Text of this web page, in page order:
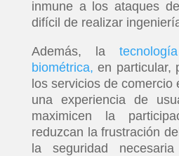
PLUS
EVENTOS
inmune a los ataques
difícil de realizar
Además, la
biométrica,en particular,
los servicios de comercio
una experiencia de
maximicen la
reduzcan la frustración
la seguridad